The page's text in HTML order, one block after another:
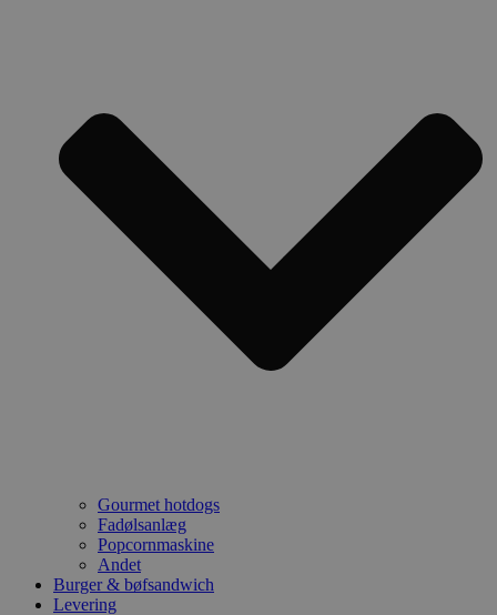
Gourmet hotdogs
Fadølsanlæg
Popcornmaskine
Andet
Burger & bøfsandwich
Levering